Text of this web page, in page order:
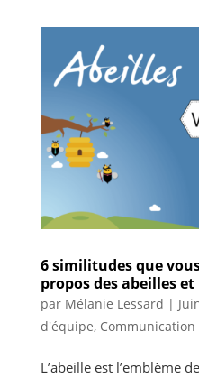
6 similitudes que
propos des abeilles
par Mélanie Lessard |
d'équipe, Communication
L’abeille est l’emblème